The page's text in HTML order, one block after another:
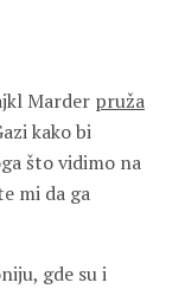
Marder pruža
kako bi
što vidimo na
mi da ga
gde su i